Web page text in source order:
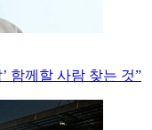
함께할 사람 찾는 것”